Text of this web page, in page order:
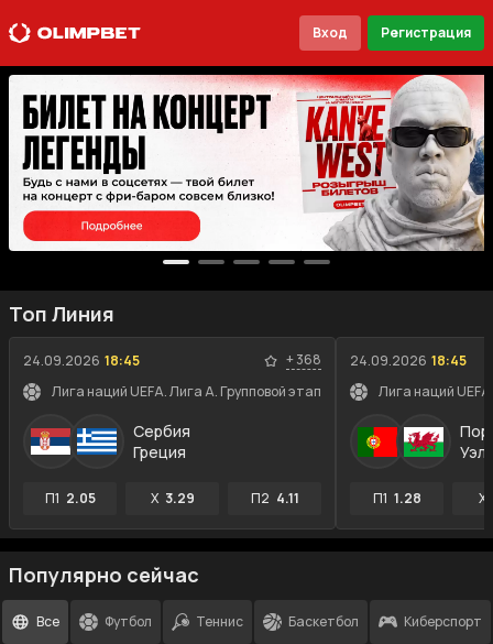
Вход Регистрация
Топ Линия
24.09.2026 18:45 +368
Лига наций UEFA. Лига A. Групповой этап
Сербия
Греция
П1 2.05 X 3.29 П2 4.11
24.09.2026 18:45
Лига наций
П1 1.28 X
Популярно сейчас
Все Футбол Теннис Баскетбол Киберспорт